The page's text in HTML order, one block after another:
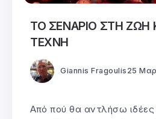
ΤΟ ΣΕΝΑΡΙΟ ΣΤΗ ΖΩΗ
ΤΕΧΝΗ
Giannis Fragoulis 25
Από πού θα αντλήσω